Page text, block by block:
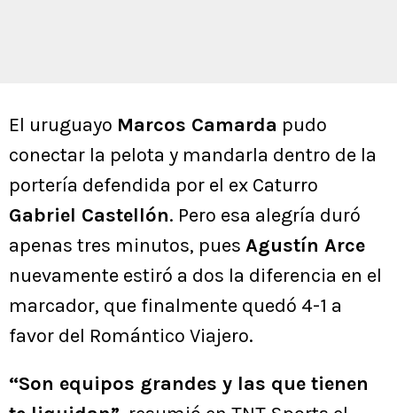
El uruguayo Marcos Camarda pudo
conectar la pelota y mandarla dentro de la
portería defendida por el ex Caturro
Gabriel Castellón. Pero esa alegría duró
apenas tres minutos, pues Agustín Arce
nuevamente estiró a dos la diferencia en el
marcador, que finalmente quedó 4-1 a
favor del Romántico Viajero.
“Son equipos grandes y las que tienen